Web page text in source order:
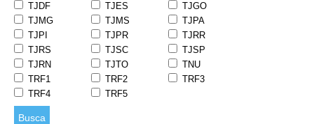
TJDF
TJES
TJGO
TJMG
TJMS
TJPA
TJPI
TJPR
TJRR
TJRS
TJSC
TJSP
TJRN
TJTO
TNU
TRF1
TRF2
TRF3
TRF4
TRF5
Busca